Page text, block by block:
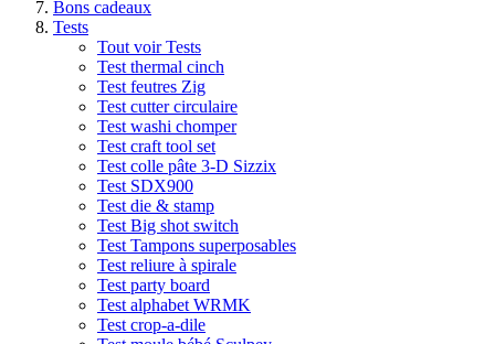
Bons cadeaux
Tests
Tout voir Tests
Test thermal cinch
Test feutres Zig
Test cutter circulaire
Test washi chomper
Test craft tool set
Test colle pâte 3-D Sizzix
Test SDX900
Test die & stamp
Test Big shot switch
Test Tampons superposables
Test reliure à spirale
Test party board
Test alphabet WRMK
Test crop-a-dile